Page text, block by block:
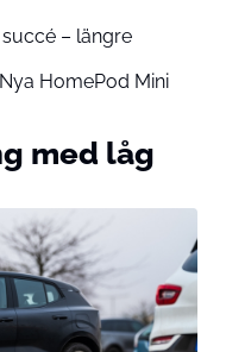
– längre
HomePod Mini
med låg